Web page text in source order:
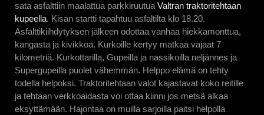
sata asfalttiin maalattua parkkiruutua Valtran traktoritehtaan
kupeella. Kisan startti tapahtuu asfaltilta klo 18.20.
Asfalttikiihdytyksen jälkeen odottaa vanhaa hiekkamonttua,
kangasta ja kivikkoa. Kurkoille kertyy matkaa vajaat 7
kilometriä. Kurkottarilla, Gupeilla ja nassikoilla neljännes ja
Supergupeilla puolet vähemmän. Helppo elämä on tehty
todella helpoksi. Traktoritehtaan valot kajastavat koko reitille
ja tehtaan verkkoaidasta voi ottaa kiinni jos metsä alkaa
eksyttämään. Hajontaa on muilla sarjoilla paitsi helpolla